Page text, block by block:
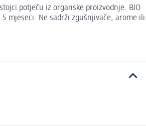
potječu iz organske proizvodnje. BIO
mjeseci. Ne sadrži zgušnjivače, arome ili